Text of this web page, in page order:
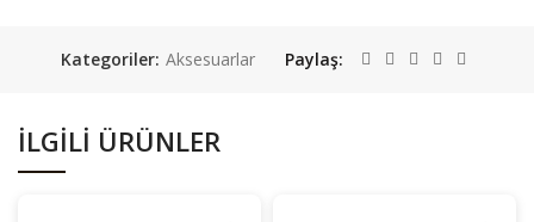
Kategoriler: Aksesuarlar Paylaş
İLGILI ÜRÜNLER